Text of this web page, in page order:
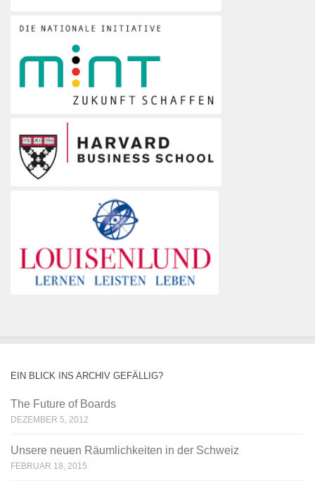
EIN BLICK INS ARCHIV GEFÄLLIG?
The Future of Boards
DEZEMBER 5, 2012
Unsere neuen Räumlichkeiten in der Schweiz
FEBRUAR 18, 2015